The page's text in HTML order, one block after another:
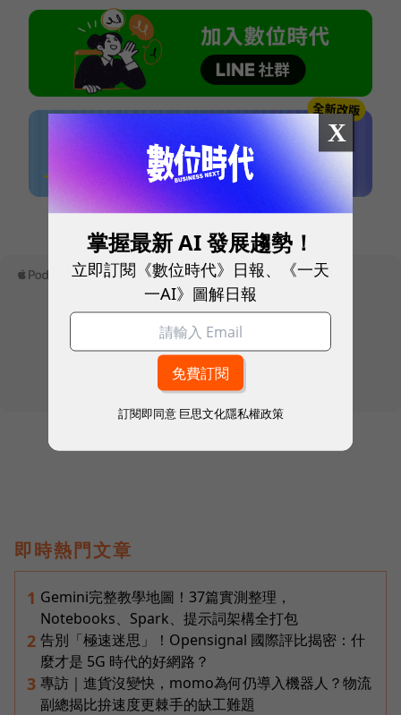
本網站內容未經允許，不得轉載。
即時熱門文章
1 Gemini完整教學地圖！37篇實測整理，
Notebooks、Spark、提示詞架構全打包
2 告別「極速迷思」！Opensignal 國際評比揭密：什
麼才是 5G 時代的好網路？
3 專訪｜進貨沒變快，momo為何仍導入機器人？物流
副總揭比拚速度更棘手的缺工難題
X
掌握最新 AI 發展趨勢！
立即訂閱《數位時代》日報、《一天
一AI》圖解日報
訂閱即同意 巨思文化隱私權政策